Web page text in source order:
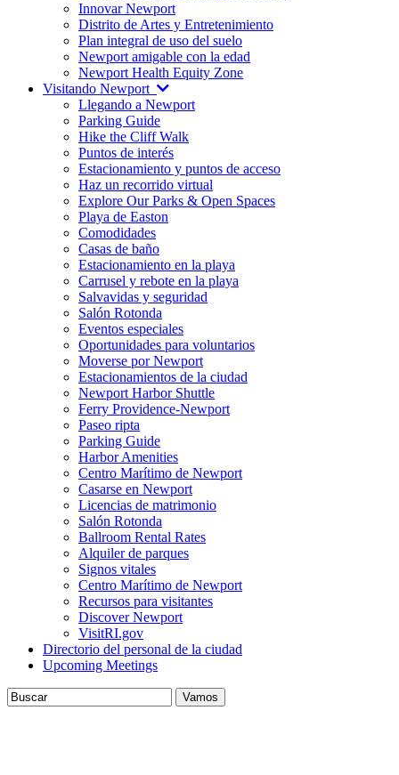
Innovar Newport
Distrito de Artes y Entretenimiento
Plan integral de uso del suelo
Newport amigable con la edad
Newport Health Equity Zone
Visitando Newport
Llegando a Newport
Parking Guide
Hike the Cliff Walk
Puntos de interés
Estacionamiento y puntos de acceso
Haz un recorrido virtual
Explore Our Parks & Open Spaces
Playa de Easton
Comodidades
Casas de baño
Estacionamiento en la playa
Carrusel y rebote en la playa
Salvavidas y seguridad
Salón Rotonda
Eventos especiales
Oportunidades para voluntarios
Moverse por Newport
Estacionamientos de la ciudad
Newport Harbor Shuttle
Ferry Providence-Newport
Paseo ripta
Parking Guide
Harbor Amenities
Centro Marítimo de Newport
Casarse en Newport
Licencias de matrimonio
Salón Rotonda
Ballroom Rental Rates
Alquiler de parques
Signos vitales
Centro Marítimo de Newport
Recursos para visitantes
Discover Newport
VisitRI.gov
Directorio del personal de la ciudad
Upcoming Meetings